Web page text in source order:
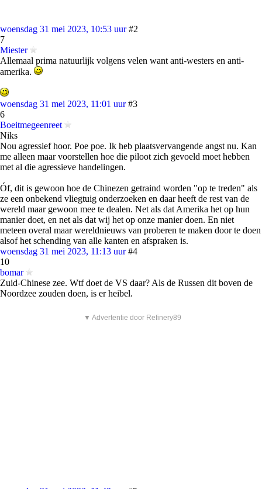
woensdag 31 mei 2023, 10:53 uur #2
7
Miester
Allemaal prima natuurlijk volgens velen want anti-westers en anti-
amerika.
woensdag 31 mei 2023, 11:01 uur #3
6
Boeitmegeenreet
Niks
Nou agressief hoor. Poe poe. Ik heb plaatsvervangende angst nu. Kan
me alleen maar voorstellen hoe die piloot zich gevoeld moet hebben
met al die agressieve handelingen.
Óf, dit is gewoon hoe de Chinezen getraind worden "op te treden" als
ze een onbekend vliegtuig onderzoeken en daar heeft de rest van de
wereld maar gewoon mee te dealen. Net als dat Amerika het op hun
manier doet, en net als dat wij het op onze manier doen. En niet
meteen overal maar wereldnieuws van proberen te maken door te doen
alsof het schending van alle kanten en afspraken is.
woensdag 31 mei 2023, 11:13 uur #4
10
bomar
Zuid-Chinese zee. Wtf doet de VS daar? Als de Russen dit boven de
Noordzee zouden doen, is er heibel.
▼ Advertentie door Refinery89